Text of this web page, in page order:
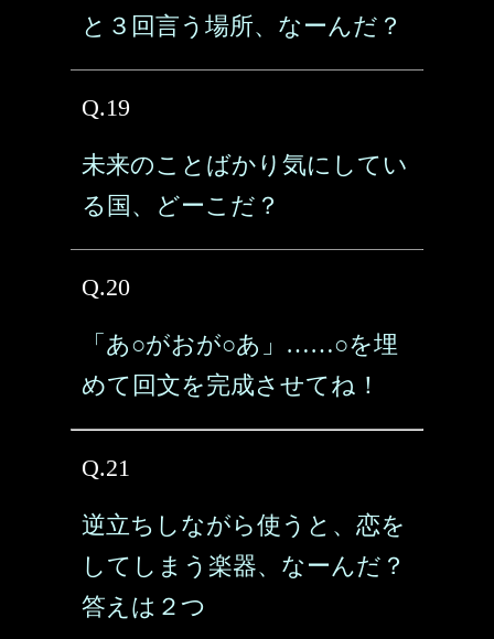
と３回言う場所、なーんだ？
Q.19
未来のことばかり気にしてい
る国、どーこだ？
Q.20
「あ○がおが○あ」……○を埋
めて回文を完成させてね！
Q.21
逆立ちしながら使うと、恋を
してしまう楽器、なーんだ？
答えは２つ